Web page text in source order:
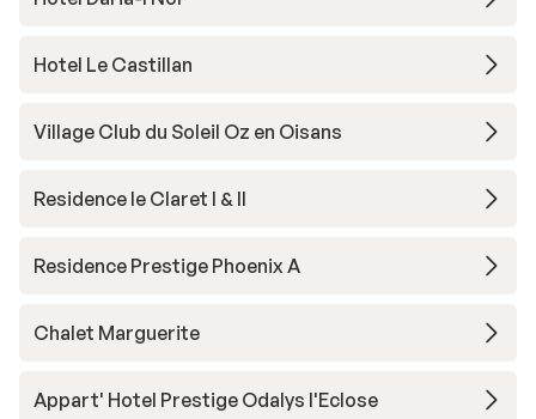
Hotel Le Castillan
Village Club du Soleil Oz en Oisans
Residence le Claret I & II
Residence Prestige Phoenix A
Chalet Marguerite
Appart' Hotel Prestige Odalys l'Eclose